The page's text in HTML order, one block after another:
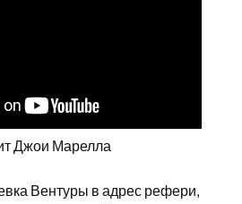
Джои Марелла
Вентуры в адрес рефери,